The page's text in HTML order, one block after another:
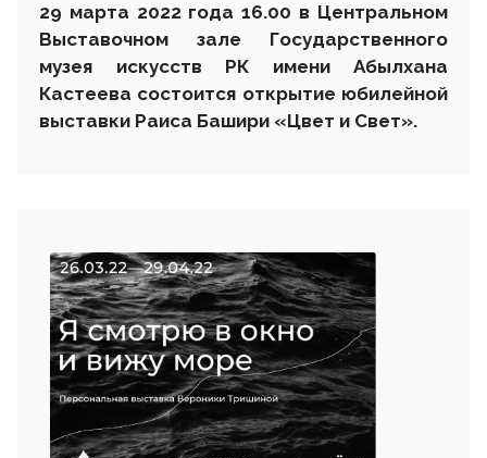
29 марта 2022 года 16.00 в Центральном
Выставочном зале Государственного
музея искусств РК имени Абылхана
Кастеева состоится открытие юбилейной
выставки Раиса Башири «Цвет и Свет».